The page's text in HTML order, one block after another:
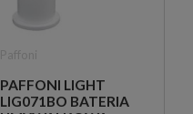
PAFFONI LIGHT
LIG071BO BATERIA